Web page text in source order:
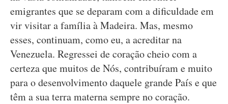
emigrantes que se deparam com a dificuldade em
vir visitar a família à Madeira. Mas, mesmo
esses, continuam, como eu, a acreditar na
Venezuela. Regressei de coração cheio com a
certeza que muitos de Nós, contribuíram e muito
para o desenvolvimento daquele grande País e que
têm a sua terra materna sempre no coração.